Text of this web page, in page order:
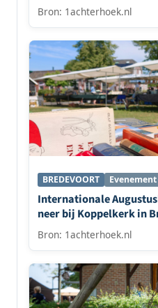
Bron: 1achterhoek.nl
BREDEVOORT Evenement
Internationale
neer bij Koppelkerk in
Bron: 1achterhoek.nl